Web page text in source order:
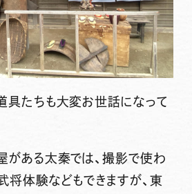
具たちも大変お世話になって
がある太秦では、撮影で使わ
将体験などもできますが、東